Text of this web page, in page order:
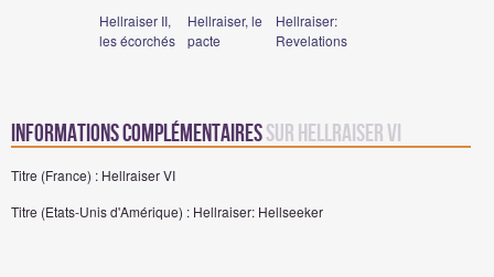
Hellraiser II,
les écorchés
Hellraiser, le
pacte
Hellraiser:
Revelations
Informations complémentairessur Hellraiser VI
Titre (France) : Hellraiser VI
Titre (Etats-Unis d'Amérique) : Hellraiser: Hellseeker